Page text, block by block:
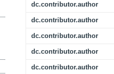
dc.contributor.author
dc.contributor.author
dc.contributor.author
dc.contributor.author
dc.contributor.author